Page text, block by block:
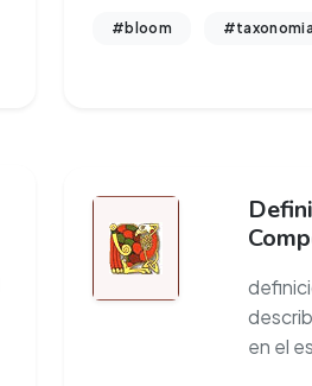
#bloom
en el